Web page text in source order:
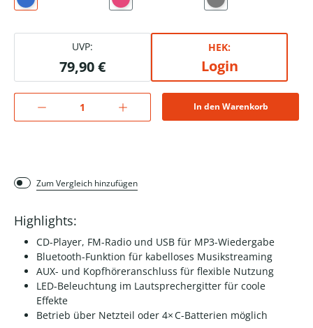
UVP:
79,90 €
HEK:
Login
In den Warenkorb
Zum Vergleich hinzufügen
Highlights:
CD-Player, FM-Radio und USB für MP3-Wiedergabe
Bluetooth-Funktion für kabelloses Musikstreaming
AUX- und Kopfhöreranschluss für flexible Nutzung
LED-Beleuchtung im Lautsprechergitter für coole
Effekte
Betrieb über Netzteil oder 4× C-Batterien möglich